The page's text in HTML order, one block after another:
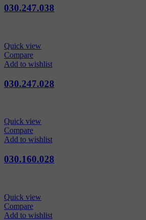
030.247.038
Quick view
Compare
Add to wishlist
030.247.028
Quick view
Compare
Add to wishlist
030.160.028
Quick view
Compare
Add to wishlist